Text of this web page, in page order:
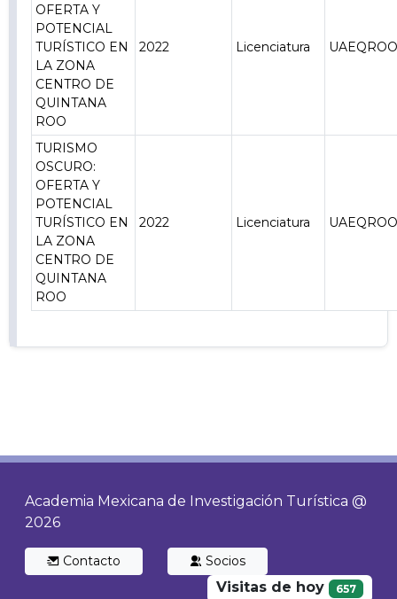
OFERTA Y
POTENCIAL
TURÍSTICO EN
LA ZONA
CENTRO DE
QUINTANA
ROO
2022 Licenciatura
TURISMO
OSCURO:
OFERTA Y
POTENCIAL
TURÍSTICO EN
LA ZONA
CENTRO DE
QUINTANA
ROO
2022 Licenciatura
Academia Mexicana de Investigación Turística @
2026
Contacto Socios
Visitas de hoy 657